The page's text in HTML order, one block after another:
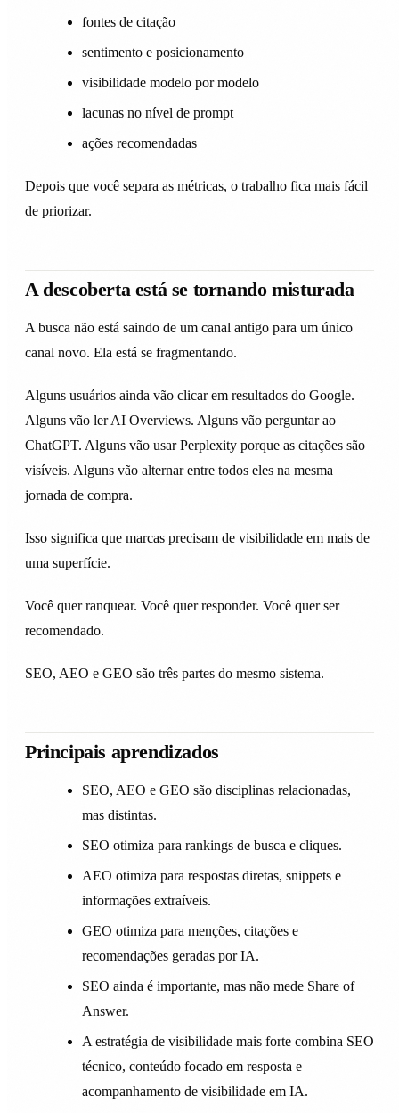
fontes de citação
sentimento e posicionamento
visibilidade modelo por modelo
lacunas no nível de prompt
ações recomendadas
Depois que você separa as métricas, o trabalho fica mais fácil
de priorizar.
A descoberta está se tornando misturada
A busca não está saindo de um canal antigo para um único
canal novo. Ela está se fragmentando.
Alguns usuários ainda vão clicar em resultados do Google.
Alguns vão ler AI Overviews. Alguns vão perguntar ao
ChatGPT. Alguns vão usar Perplexity porque as citações são
visíveis. Alguns vão alternar entre todos eles na mesma
jornada de compra.
Isso significa que marcas precisam de visibilidade em mais de
uma superfície.
Você quer ranquear. Você quer responder. Você quer ser
recomendado.
SEO, AEO e GEO são três partes do mesmo sistema.
Principais aprendizados
SEO, AEO e GEO são disciplinas relacionadas,
mas distintas.
SEO otimiza para rankings de busca e cliques.
AEO otimiza para respostas diretas, snippets e
informações extraíveis.
GEO otimiza para menções, citações e
recomendações geradas por IA.
SEO ainda é importante, mas não mede Share of
Answer.
A estratégia de visibilidade mais forte combina SEO
técnico, conteúdo focado em resposta e
acompanhamento de visibilidade em IA.